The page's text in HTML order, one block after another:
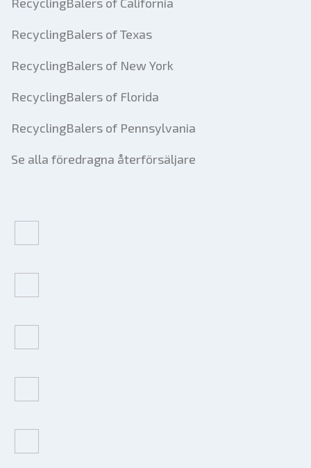
RecyclingBalers of Texas
RecyclingBalers of New York
RecyclingBalers of Florida
RecyclingBalers of Pennsylvania
Se alla föredragna återförsäljare